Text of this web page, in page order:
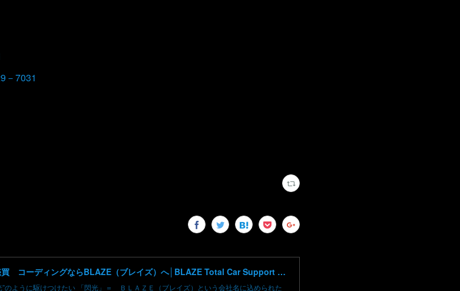
－7031
高崎で輸入車修理 中古車売買 コーディングならBLAZE（ブレイズ）へ│BLAZE Total Car Support & Modify in Takasaki Gunma
”のように駆けつけたい 「閃光」＝ ＢＬＡＺＥ（ブレイズ）という会社名に込められた